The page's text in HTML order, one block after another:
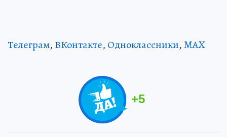
Телеграм, ВКонтакте, Одноклассники,MAX
+5